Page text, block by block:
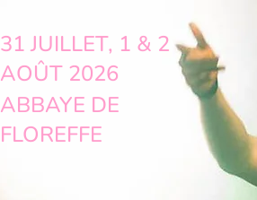
31 JUILLET, 1 & 2
AOÛT 2026
ABBAYE DE
FLOREFFE